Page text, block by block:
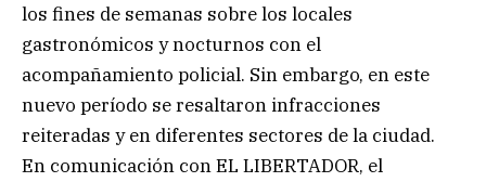
los fines de semanas sobre los locales
gastronómicos y nocturnos con el
acompañamiento policial. Sin embargo, en este
nuevo período se resaltaron infracciones
reiteradas y en diferentes sectores de la ciudad.
En comunicación con EL LIBERTADOR, el